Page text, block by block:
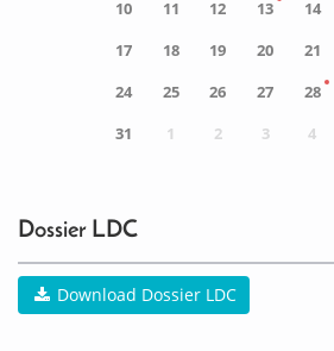
10
11 12 13 14
17
18 19 20 21
24
25 26 27 28
31
1 2 3 4
Dossier LDC
Download Dossier LDC